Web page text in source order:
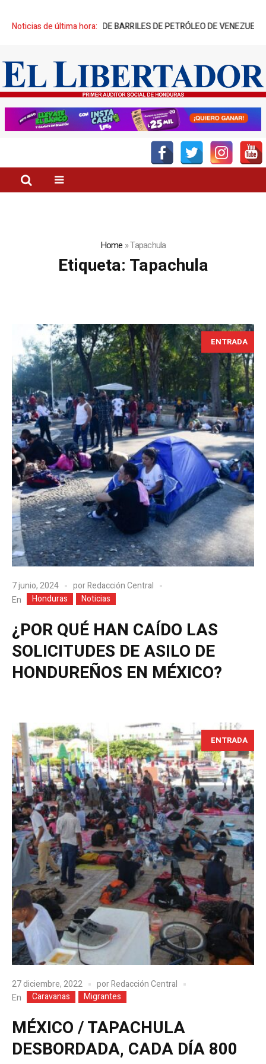
Noticias de última hora:
DE MILLONES DE BARRILES DE PETRÓLEO DE VENEZUELA» “EL
Home »Tapachula
Etiqueta: Tapachula
ENTRADA
7 junio, 2024 porRedacción Central
En
Honduras Noticias
¿POR QUÉ HAN CAÍDO LAS
SOLICITUDES DE ASILO DE
HONDUREÑOS EN MÉXICO?
ENTRADA
27 diciembre, 2022 porRedacción Central
En
Caravanas Migrantes
MÉXICO / TAPACHULA
DESBORDADA, CADA DÍA 800